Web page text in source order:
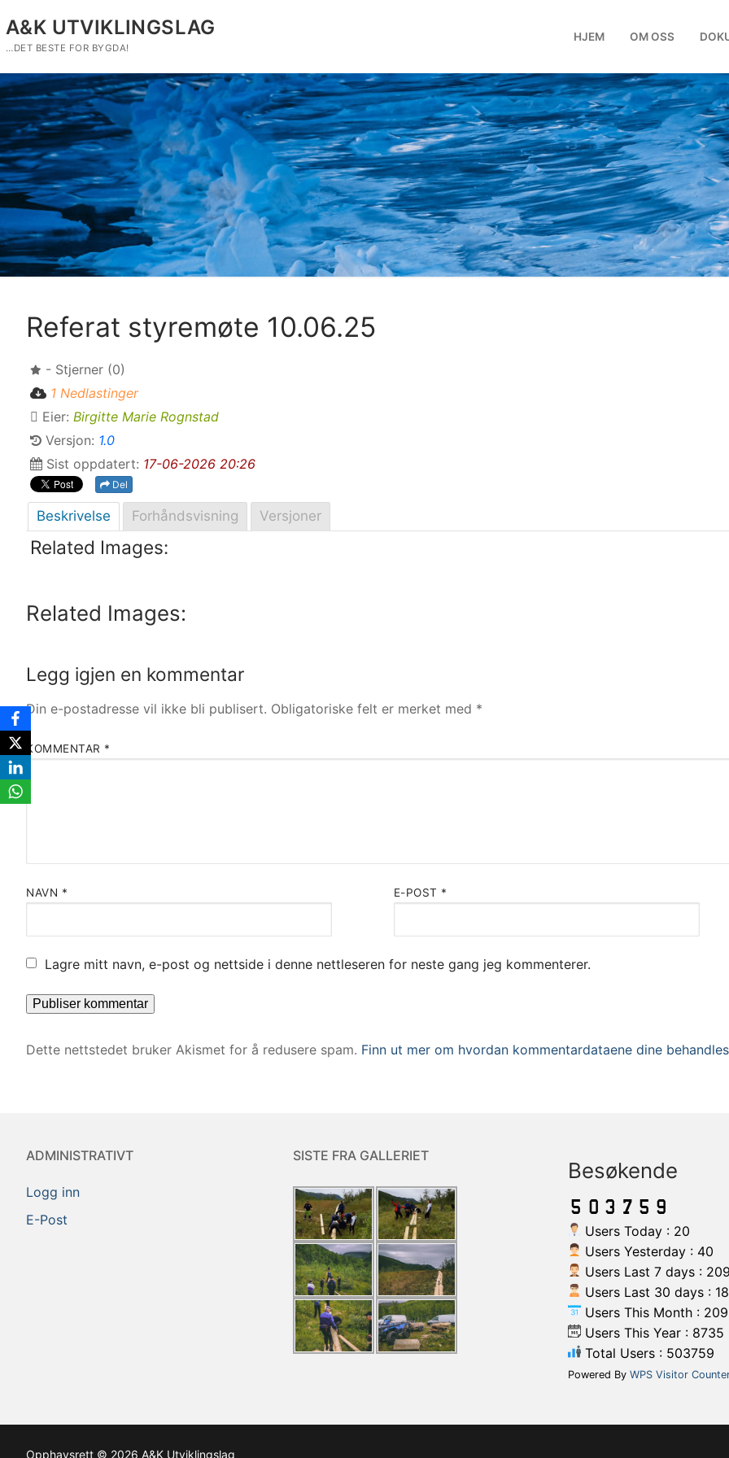
til
innholdet
A&K UTVIKLINGSLAG
…DET BESTE FOR BYGDA!
HJEM OM OSS
Referat styremøte 10.06.25
- Stjerner (0)
1 Nedlastinger
Eier: Birgitte Marie Rognstad
Versjon: 1.0
Sist oppdatert: 17-06-2026 20:26
Del
Beskrivelse Forhåndsvisning Versjoner
Related Images:
Related Images:
Legg igjen en kommentar
Din e-postadresse vil ikke bli publisert. Obligatoriske felt er merket med *
KOMMENTAR *
NAVN * E-POST *
Lagre mitt navn, e-post og nettside i denne nettleseren for neste gang jeg kommenterer.
Dette nettstedet bruker Akismet for å redusere spam. Finn ut mer om hvordan kommentardataene dine
ADMINISTRATIVT
Logg inn
E-Post
SISTE FRA GALLERIET
Besøkende
Users Today : 20
Users Yesterday : 40
Users Last 7 days : 209
Users Last 30 days :
Users This Month : 209
Users This Year : 8735
Total Users : 503759
Powered By WPS Visitor
Opphavsrett © 2026 A&K Utviklingslag